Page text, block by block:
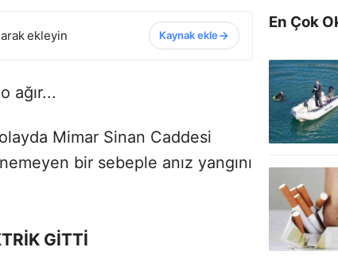
ekleyin Kaynak ekle
ağır...
Mimar Sinan Caddesi
bir sebeple anız yangını
GİTTİ
En Çok